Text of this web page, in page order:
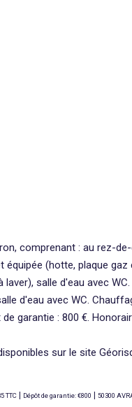
comprenant : au rez-
équipée (hotte, plaque
salle d'eau avec
d'eau avec WC.
garantie : 800 €.
sur le site
TTC Dépôt de garantie: €800 50300